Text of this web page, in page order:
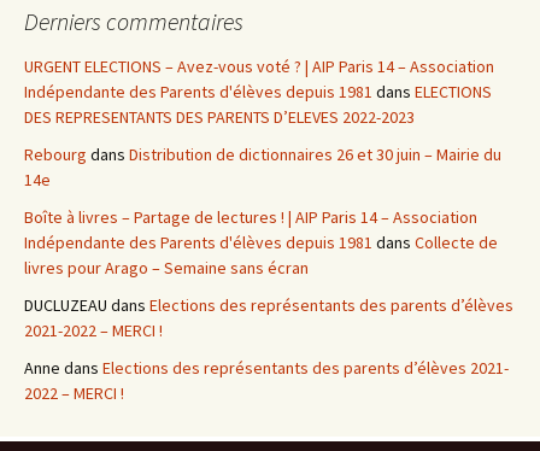
Derniers commentaires
URGENT ELECTIONS – Avez-vous voté ? | AIP Paris 14 – Association
Indépendante des Parents d'élèves depuis 1981 dans ELECTIONS
DES REPRESENTANTS DES PARENTS D’ELEVES 2022-2023
Rebourg dans Distribution de dictionnaires 26 et 30 juin – Mairie du
14e
Boîte à livres – Partage de lectures ! | AIP Paris 14 – Association
Indépendante des Parents d'élèves depuis 1981 dans Collecte de
livres pour Arago – Semaine sans écran
DUCLUZEAU dans Elections des représentants des parents d’élèves
2021-2022 – MERCI !
Anne dans Elections des représentants des parents d’élèves 2021-
2022 – MERCI !